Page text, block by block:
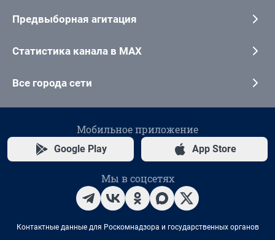
Предвыборная агитация
Статистика канала в MAX
Все города сети
Мобильное приложение
Google Play App Store
Мы в соцсетях
Контактные данные для Роскомнадзора и государственных органов